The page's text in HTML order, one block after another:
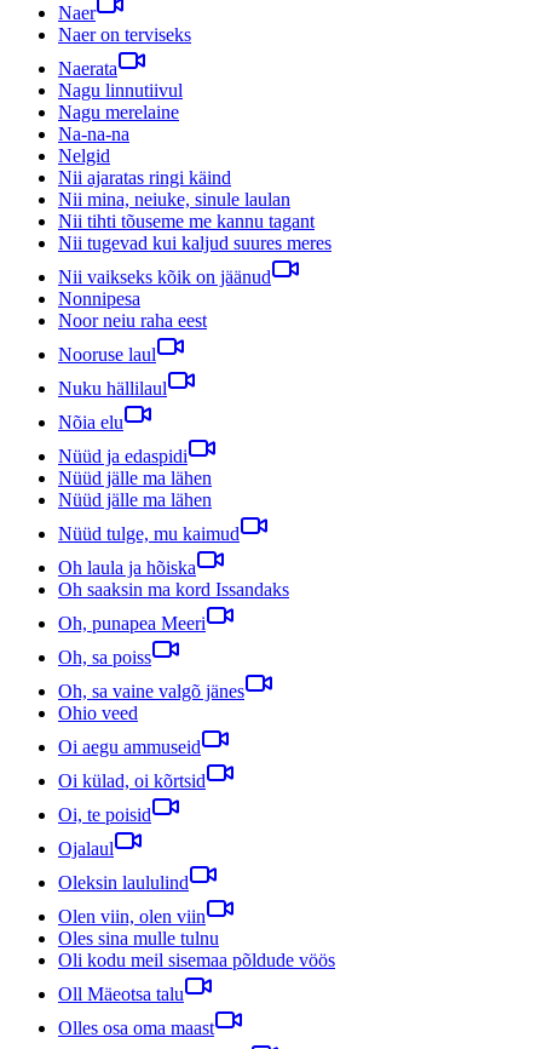
Naer
Naer on terviseks
Naerata
Nagu linnutiivul
Nagu merelaine
Na-na-na
Nelgid
Nii ajaratas ringi käind
Nii mina, neiuke, sinule laulan
Nii tihti tõuseme me kannu tagant
Nii tugevad kui kaljud suures meres
Nii vaikseks kõik on jäänud
Nonnipesa
Noor neiu raha eest
Nooruse laul
Nuku hällilaul
Nõia elu
Nüüd ja edaspidi
Nüüd jälle ma lähen
Nüüd jälle ma lähen
Nüüd tulge, mu kaimud
Oh laula ja hõiska
Oh saaksin ma kord Issandaks
Oh, punapea Meeri
Oh, sa poiss
Oh, sa vaine valgõ jänes
Ohio veed
Oi aegu ammuseid
Oi külad, oi kõrtsid
Oi, te poisid
Ojalaul
Oleksin laululind
Olen viin, olen viin
Oles sina mulle tulnu
Oli kodu meil sisemaa põldude vöös
Oll Mäeotsa talu
Olles osa oma maast